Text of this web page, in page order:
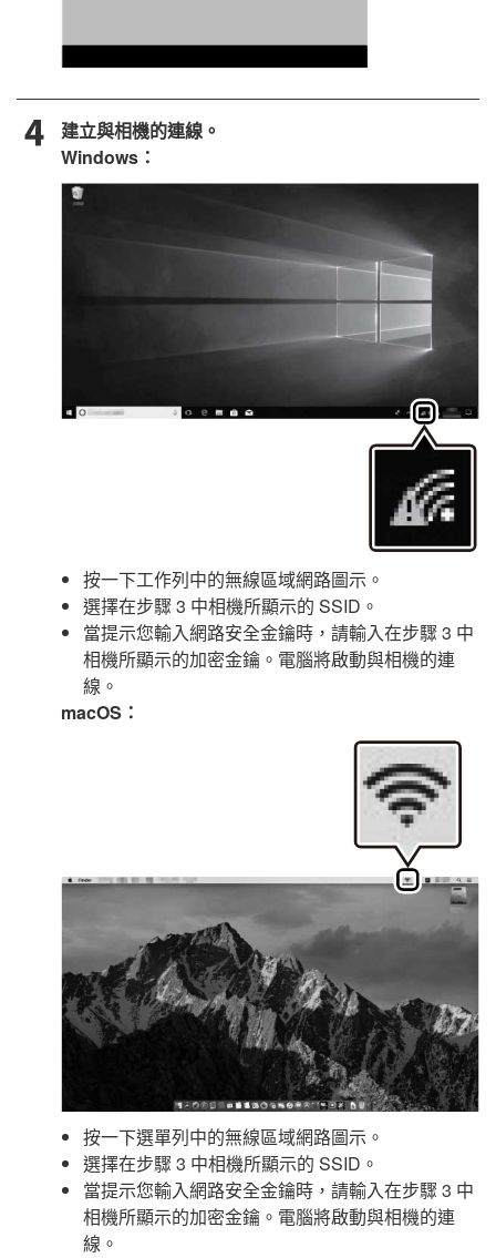
建立與相機的連線。
Windows：
按一下工作列中的無線區域網路圖示。
選擇在步驟 3 中相機所顯示的 SSID。
當提示您輸入網路安全金鑰時，請輸入在步驟 3 中
相機所顯示的加密金鑰。電腦將啟動與相機的連
線。
macOS：
按一下選單列中的無線區域網路圖示。
選擇在步驟 3 中相機所顯示的 SSID。
當提示您輸入網路安全金鑰時，請輸入在步驟 3 中
相機所顯示的加密金鑰。電腦將啟動與相機的連
線。